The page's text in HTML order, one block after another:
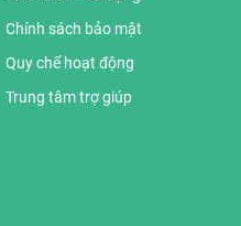
Chính sách bảo mật
Quy chế hoạt động
Trung tâm trợ giúp